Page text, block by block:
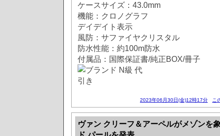
ケースサイズ：43.0mm
機能：クロノグラフ
デイデイト表示
風防：サファイヤクリスタル
防水性能：約100m防水
付属品：国際保証書/純正BOX/冊子
2023年06月30日(金)12時17分 こ
ヴァン クリーフ＆アーペルがメゾンを